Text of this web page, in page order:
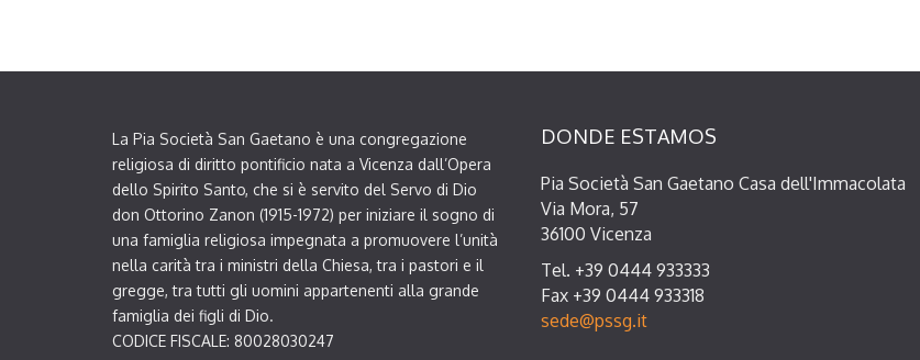
La Pia Società San Gaetano è una congregazione
religiosa di diritto pontificio nata a Vicenza dall’Opera
dello Spirito Santo, che si è servito del Servo di Dio
don Ottorino Zanon (1915-1972) per iniziare il sogno di
una famiglia religiosa impegnata a promuovere l’unità
nella carità tra i ministri della Chiesa, tra i pastori e il
gregge, tra tutti gli uomini appartenenti alla grande
famiglia dei figli di Dio.
CODICE FISCALE: 80028030247
DONDE ESTAMOS
Pia Società San Gaetano Casa dell'Immacolata
Via Mora, 57
36100 Vicenza
Tel. +39 0444 933333
Fax +39 0444 933318
sede@pssg.it